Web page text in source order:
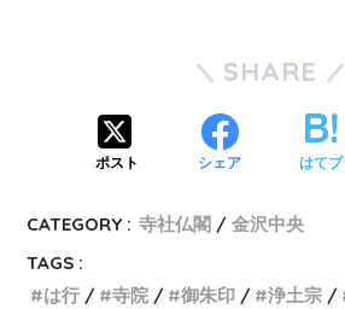
SHARE
ポスト シェア はてブ
CATEGORY : 寺社仏閣
金沢中央
TAGS :
は行
寺院 御朱印 浄土宗